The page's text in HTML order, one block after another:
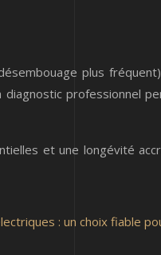
plus
professionnel
et une longévité
: un choix fiable